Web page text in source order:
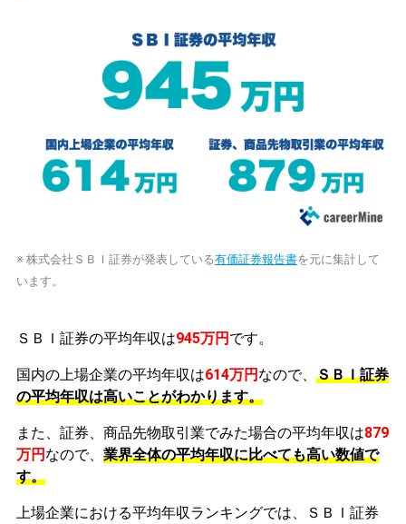
※ 株式会社ＳＢＩ証券が発表している有価証券報告書を元に集計して
います。
ＳＢＩ証券の平均年収は945万円 です。
国内の上場企業の平均年収は614万円 なので、 ＳＢＩ証券
の平均年収は高いことがわかります。
また、証券、商品先物取引業でみた場合の平均年収は879
万円 なので、 業界全体の平均年収に比べても高い数値で
す。
上場企業における平均年収ランキングでは、ＳＢＩ証券